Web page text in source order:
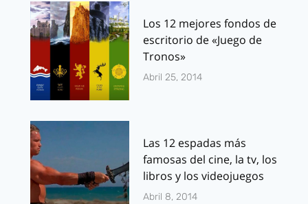
Los 12 mejores fondos de
escritorio de «Juego de
Tronos»
Abril 25, 2014
Las 12 espadas más
famosas del cine, la tv, los
libros y los videojuegos
Abril 8, 2014